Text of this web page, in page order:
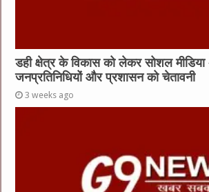
डही क्षेत्र के विकास को लेकर सोशल
जनप्रतिनिधियों और प्रशासन को चेतावनी
3 weeks ago